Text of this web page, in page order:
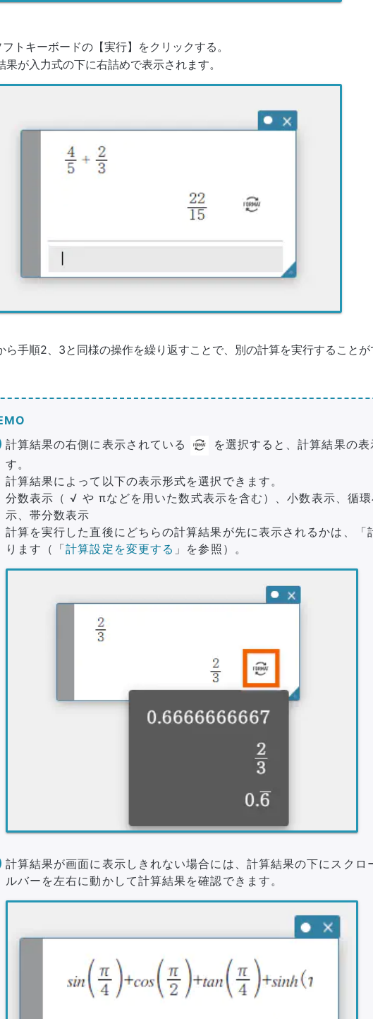
フトキーボードの【実行】をクリックする。
果が入力式の下に右詰めで表示されます。
ら手順2、3と同様の操作を繰り返すことで、別の計算を実行することが
計算結果の右側に表示されている
を選択すると、計算結果の
す。
計算結果によって以下の表示形式を選択できます。
分数表示（ √ や πなどを用いた数式表示を含む）、小数表示、循
示、帯分数表示
計算を実行した直後にどちらの計算結果が先に表示されるかは、「
ります（「計算設定を変更する 」を参照）。
計算結果が画面に表示しきれない場合には、計算結果の下にスク
ルバーを左右に動かして計算結果を確認できます。